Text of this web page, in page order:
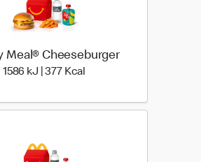
Meal® Cheeseburger
1586 kJ | 377 Kcal